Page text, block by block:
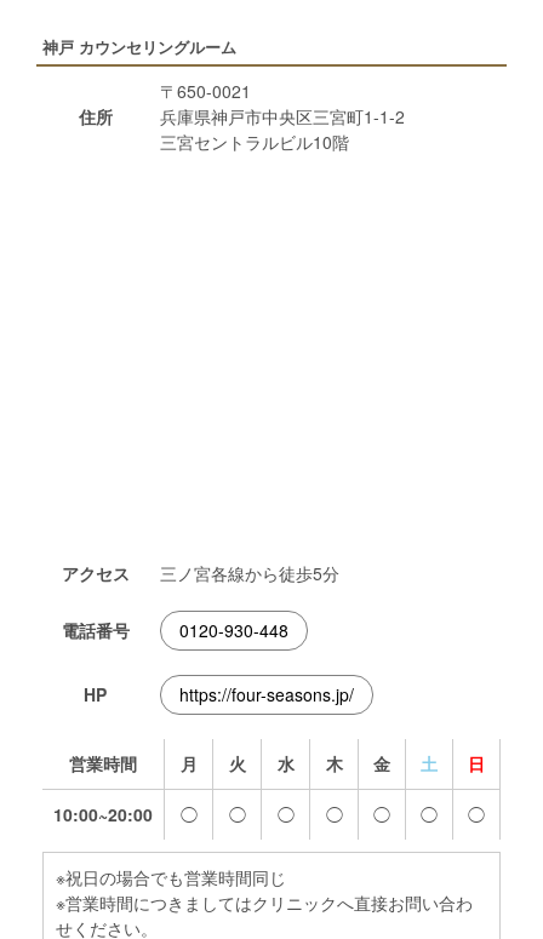
神戸 カウンセリングルーム
住所
〒650-0021
兵庫県神戸市中央区三宮町1-1-2
三宮セントラルビル10階
アクセス 三ノ宮各線から徒歩5分
電話番号 0120-930-448
HP https://four-seasons.jp/
営業時間 月 火 水 木 金 土 日
10:00~20:00 ◯ ◯ ◯ ◯ ◯ ◯ ◯
※祝日の場合でも営業時間同じ
※営業時間につきましてはクリニックへ直接お問い合わ
せください。